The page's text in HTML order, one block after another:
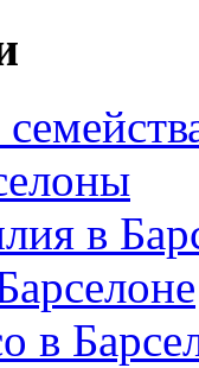
в
в